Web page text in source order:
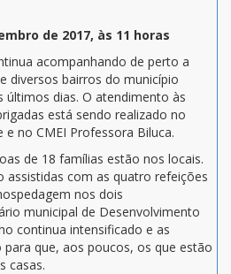
de 2017, às 11 horas
acompanhando de perto a
diversos bairros do município
últimos dias. O atendimento às
está sendo realizado no
e no CMEI Professora Biluca.
de 18 famílias estão nos locais.
assistidas com as quatro refeições
nos dois
municipal de Desenvolvimento
continua intensificado e as
que, aos poucos, os que estão
casas.